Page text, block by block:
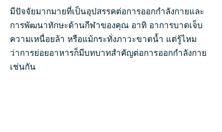
มีปัจจัยมากมายที่เป็นอุปสรรคต่อการออกกำลังกายและ
การพัฒนาทักษะด้านกีฬาของคุณ อาทิ อาการบาดเจ็บ
ความเหนื่อยล้า หรือแม้กระทั่งภาวะขาดน้ำ แต่รู้ไหม
ว่าการย่อยอาหารก็มีบทบาทสำคัญต่อการออกกำลังกาย
เช่นกัน